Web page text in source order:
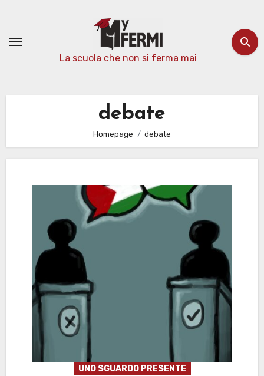
contenuto
La scuola che non si ferma mai
debate
Homepage debate
UNO SGUARDO PRESENTE